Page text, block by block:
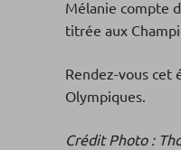
Mélanie compte
titrée aux
Rendez-vous cet
Olympiques.
Crédit Photo :